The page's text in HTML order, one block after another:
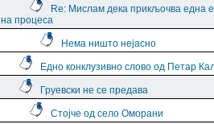
Re: Мислам дека прикљочва една
на процеса
Нема ништо нејасно
Едно конклузивно слово од Петар
Груевски не се предава
Стојче од село Оморани